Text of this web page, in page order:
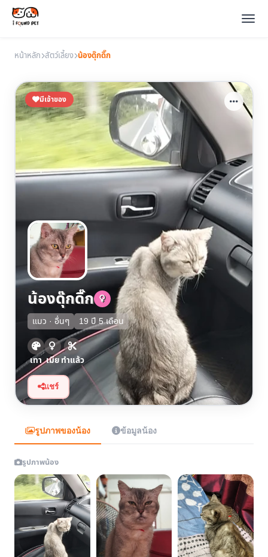
หน้าหลัก สัตว์เลี้ยง น้องดุ๊กดิ๊ก
มีเจ้าของ
น้องดุ๊กดิ๊ก
แมว · อื่นๆ 19 ปี 5 เดือน
เทา เมีย ทำแล้ว
แชร์
รูปภาพของน้อง ข้อมูลน้อง
รูปภาพน้อง